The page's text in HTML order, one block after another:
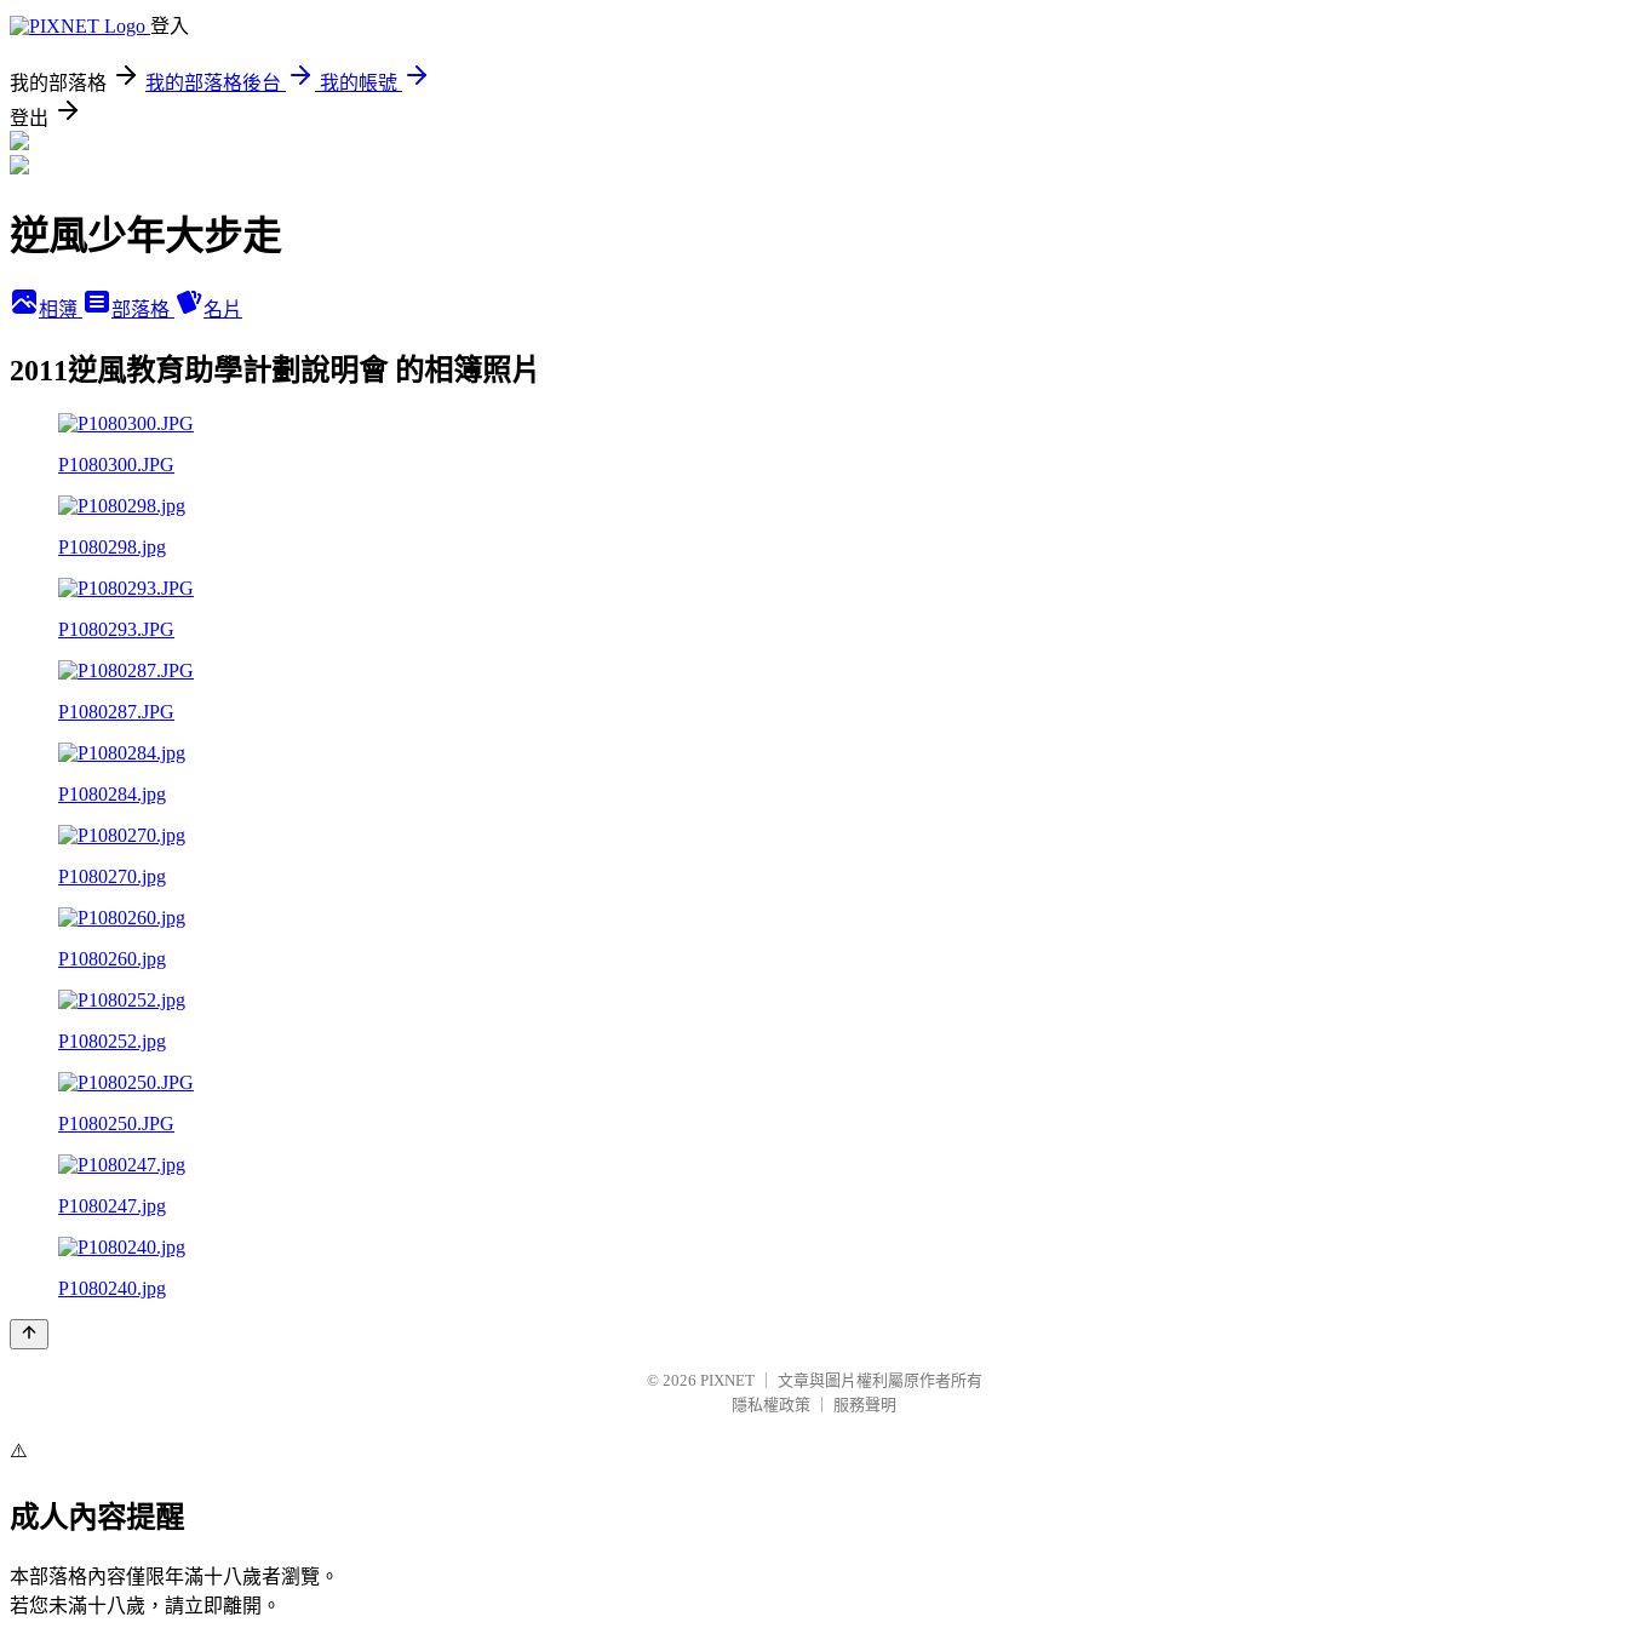
登入
我的部落格 我的部落格後台
我的帳號
登出
逆風少年大步走
相簿 部落格 名片
2011逆風教育助學計劃說明會 的相簿照片
P1080300.JPG
P1080298.jpg
P1080293.JPG
P1080287.JPG
P1080284.jpg
P1080270.jpg
P1080260.jpg
P1080252.jpg
P1080250.JPG
P1080247.jpg
P1080240.jpg
© 2026 PIXNET
文章與圖片權利屬原作者所有
隱私權政策
服務聲明
⚠️
成人內容提醒
本部落格內容僅限年滿十八歲者瀏覽。
若您未滿十八歲，請立即離開。